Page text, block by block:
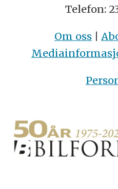
Telefon:
Om oss |